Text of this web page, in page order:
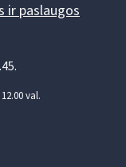
ir paslaugos
val.